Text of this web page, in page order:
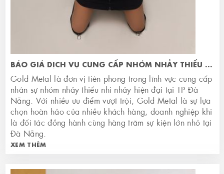
BÁO GIÁ DỊCH VỤ CUNG CẤP NHÓM NHẢY THIẾU NHI NHẢY HIỆN ĐẠI TẠI ĐÀ NẴNG
Gold Metal là đơn vị tiên phong trong lĩnh vực cung cấp
nhân sự nhóm nhảy thiếu nhi nhảy hiện đại tại TP Đà
Nẵng. Với nhiều ưu điểm vượt trội, Gold Metal là sự lựa
chọn hoàn hảo của nhiều khách hàng, doanh nghiệp khi
là đối tác đồng hành cùng hàng trăm sự kiện lớn nhỏ tại
Đà Nẵng.
XEM THÊM